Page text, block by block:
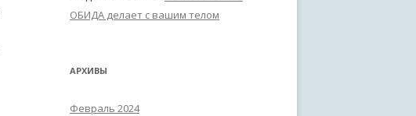
ОБИДА делает с вашим телом
АРХИВЫ
Февраль 2024